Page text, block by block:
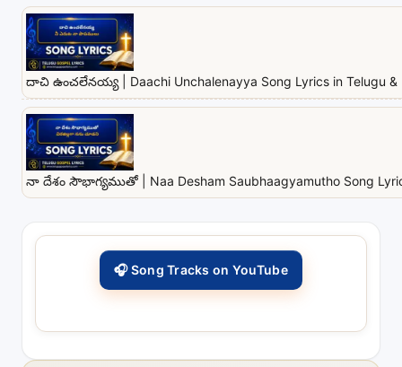
దాచి ఉంచలేనయ్య | Daachi Unchalenayya Song Lyrics in Telugu &
నా దేశం సౌభాగ్యముతో | Naa Desham Saubhaagyamutho Song
🎧 Song Tracks on YouTube